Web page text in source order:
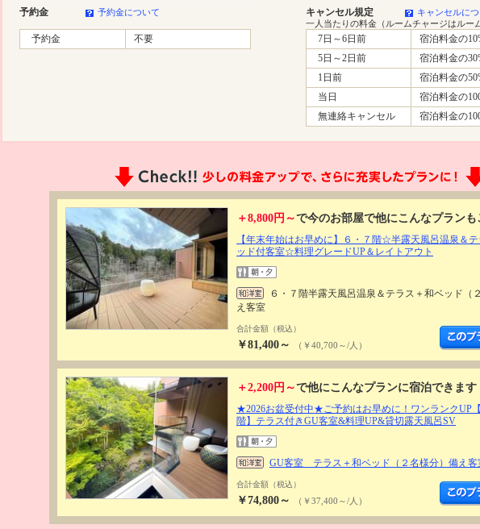
予約金 予約金について キャンセル規定
キャンセルに
一人当たりの料金（ルームチャージはルー
予約金 不要 7日～6日前
宿泊料金の
5日～2日前
宿泊料金の
1日前
宿泊料金の
当日
宿泊料金の
無連絡キャンセル
宿泊料金の
＋8,800円～で今のお部屋で他にこんなプランも
【年末年始はお早めに】６・７階☆半露天風呂温泉＆
ッド付客室☆料理グレードUP＆レイトアウト
６・７階半露天風呂温泉＆テラス＋和ベッド（
え客室
合計金額（税込）
￥81,400～ （￥40,700～/人）
＋2,200円～で他にこんなプランに宿泊できます
★2026お盆受付中★ご予約はお早めに！ワンランクUP
階】テラス付きGU客室&料理UP&貸切露天風呂SV
GU客室 テラス＋和ベッド（２名様分）備え客
合計金額（税込）
￥74,800～ （￥37,400～/人）